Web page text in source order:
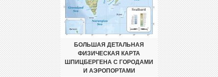
БОЛЬШАЯ ДЕТАЛЬНАЯ
ФИЗИЧЕСКАЯ КАРТА
ШПИЦБЕРГЕНА С ГОРОДАМИ
И АЭРОПОРТАМИ